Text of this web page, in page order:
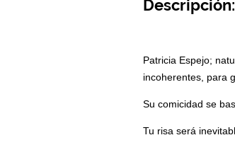
Descripción: